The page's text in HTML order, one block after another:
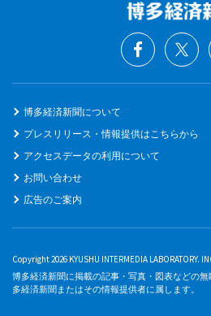
博多経済新聞について
プレスリリース・情報提供はこちらから
アクセスデータの利用について
お問い合わせ
広告のご案内
Copyright 2026 KYUSHU INTERMEDIA LABORATORY.
博多経済新聞に掲載の記事・写真・図表などの
多経済新聞またはその情報提供者に属します。